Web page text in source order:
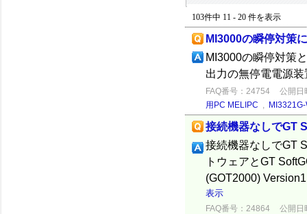
103件中 11 - 20 件を表示
MI3000の瞬停対策
MI3000の瞬停対策
出力の無停電電源
FAQ番号：24754
公開日
用PC MELIPC ,
接続機器なしでGT
接続機器なしでGT
トウェアとGT
(GOT2000)
表示
FAQ番号：24864
公開日